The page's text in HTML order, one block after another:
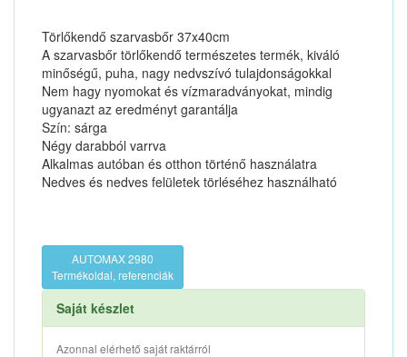
Törlőkendő szarvasbőr 37x40cm
A szarvasbőr törlőkendő természetes termék, kiváló
minőségű, puha, nagy nedvszívó tulajdonságokkal
Nem hagy nyomokat és vízmaradványokat, mindig
ugyanazt az eredményt garantálja
Szín: sárga
Négy darabból varrva
Alkalmas autóban és otthon történő használatra
Nedves és nedves felületek törléséhez használható
AUTOMAX 2980
Termékoldal, referenciák
Saját készlet
Azonnal elérhető saját raktárról